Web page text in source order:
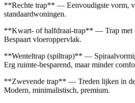
**Rechte trap** — Eenvoudigste vorm,
standaardwoningen.
**Kwart- of halfdraai-trap** — Trap met
Bespaart vloeroppervlak.
**Wenteltrap (spiltrap)** —
Erg ruimte-besparend, maar minder
**Zwevende trap** — Treden lijken in
Modern, minimalistisch, premium.